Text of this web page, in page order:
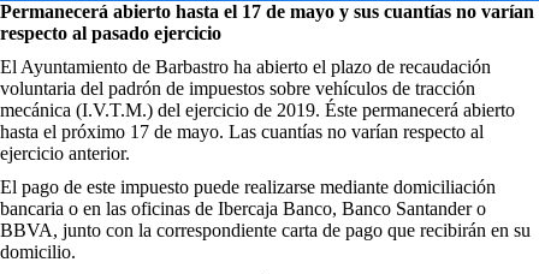
Permanecerá abierto hasta el 17 de mayo y sus cuantías no varían
respecto al pasado ejercicio
El Ayuntamiento de Barbastro ha abierto el plazo de recaudación
voluntaria del padrón de impuestos sobre vehículos de tracción
mecánica (I.V.T.M.) del ejercicio de 2019. Éste permanecerá abierto
hasta el próximo 17 de mayo. Las cuantías no varían respecto al
ejercicio anterior.
El pago de este impuesto puede realizarse mediante domiciliación
bancaria o en las oficinas de Ibercaja Banco, Banco Santander o
BBVA, junto con la correspondiente carta de pago que recibirán en su
domicilio.